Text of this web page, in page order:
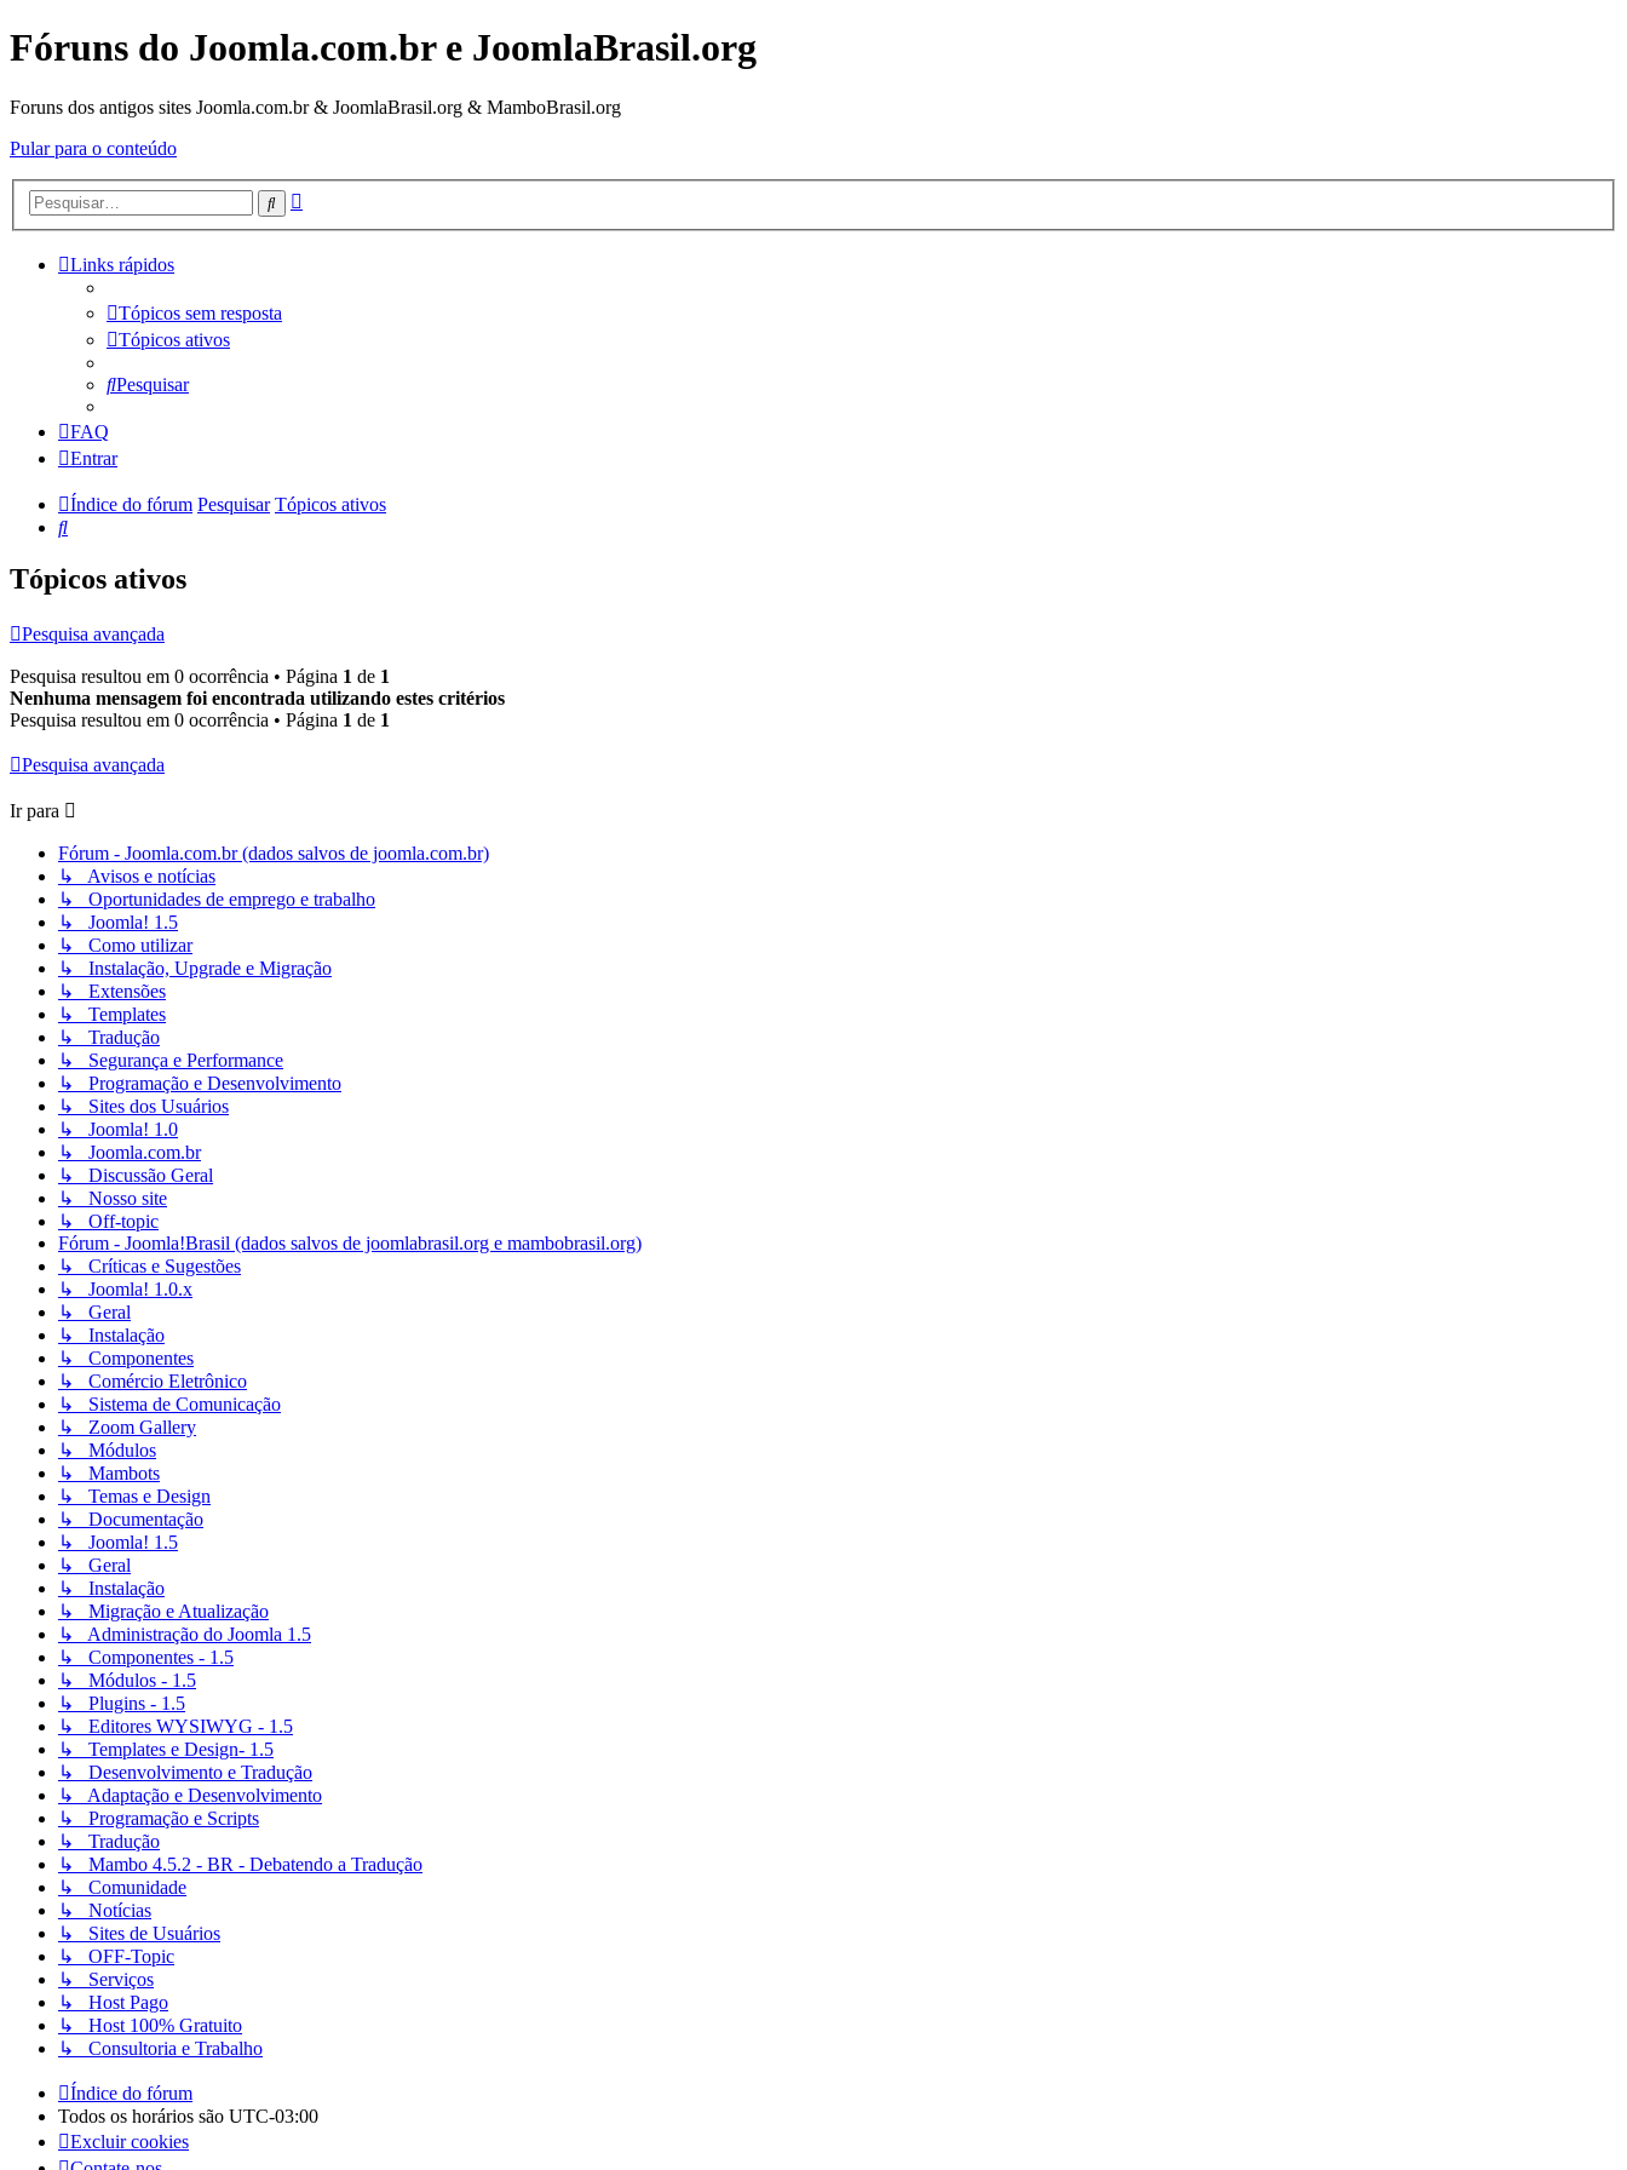
Fóruns do Joomla.com.br e JoomlaBrasil.org
Foruns dos antigos sites Joomla.com.br & JoomlaBrasil.org & MamboBrasil.org
Pular para o conteúdo
Pesquisar
Links rápidos
Tópicos sem resposta
Tópicos ativos
Pesquisar
FAQ
Entrar
Índice do fórum Pesquisar Tópicos ativos
Pesquisar
Tópicos ativos
Pesquisa avançada
Pesquisa resultou em 0 ocorrência • Página 1 de 1
Nenhuma mensagem foi encontrada utilizando estes critérios
Pesquisa resultou em 0 ocorrência • Página 1 de 1
Pesquisa avançada
Ir para
Fórum - Joomla.com.br (dados salvos de joomla.com.br)
↳ Avisos e notícias
↳ Oportunidades de emprego e trabalho
↳ Joomla! 1.5
↳ Como utilizar
↳ Instalação, Upgrade e Migração
↳ Extensões
↳ Templates
↳ Tradução
↳ Segurança e Performance
↳ Programação e Desenvolvimento
↳ Sites dos Usuários
↳ Joomla! 1.0
↳ Joomla.com.br
↳ Discussão Geral
↳ Nosso site
↳ Off-topic
Fórum - Joomla!Brasil (dados salvos de joomlabrasil.org e mambobrasil.org)
↳ Críticas e Sugestões
↳ Joomla! 1.0.x
↳ Geral
↳ Instalação
↳ Componentes
↳ Comércio Eletrônico
↳ Sistema de Comunicação
↳ Zoom Gallery
↳ Módulos
↳ Mambots
↳ Temas e Design
↳ Documentação
↳ Joomla! 1.5
↳ Geral
↳ Instalação
↳ Migração e Atualização
↳ Administração do Joomla 1.5
↳ Componentes - 1.5
↳ Módulos - 1.5
↳ Plugins - 1.5
↳ Editores WYSIWYG - 1.5
↳ Templates e Design- 1.5
↳ Desenvolvimento e Tradução
↳ Adaptação e Desenvolvimento
↳ Programação e Scripts
↳ Tradução
↳ Mambo 4.5.2 - BR - Debatendo a Tradução
↳ Comunidade
↳ Notícias
↳ Sites de Usuários
↳ OFF-Topic
↳ Serviços
↳ Host Pago
↳ Host 100% Gratuito
↳ Consultoria e Trabalho
Índice do fórum
Todos os horários são UTC-03:00
Excluir cookies